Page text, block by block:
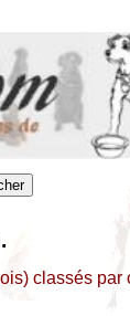
classés par